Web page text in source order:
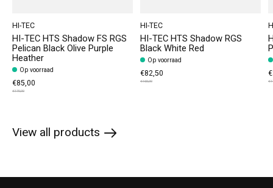
HI-TEC
HI-TEC HTS Shadow FS RGS
Pelican Black Olive Purple
Heather
Op voorraad
€85,00
€170,00
HI-TEC
HI-TEC HTS Shadow RGS
Black White Red
Op voorraad
€82,50
€165,00
View all products